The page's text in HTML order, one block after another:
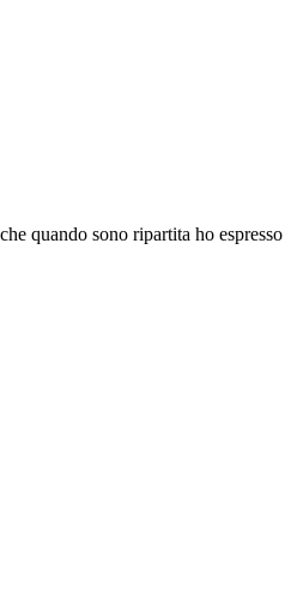
quando sono ripartita ho espresso